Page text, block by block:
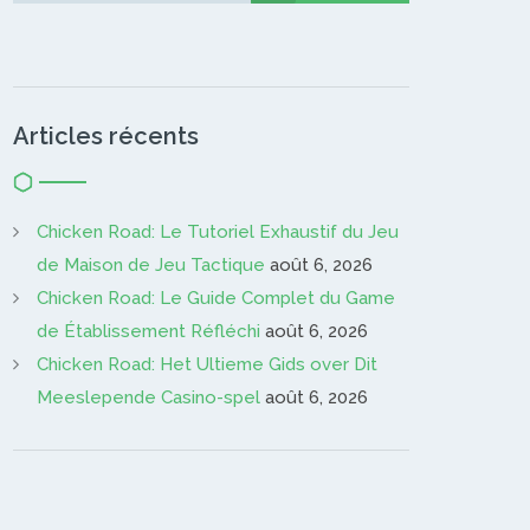
Articles récents
Chicken Road: Le Tutoriel Exhaustif du Jeu
de Maison de Jeu Tactique août 6, 2026
Chicken Road: Le Guide Complet du Game
de Établissement Réfléchi août 6, 2026
Chicken Road: Het Ultieme Gids over Dit
Meeslepende Casino-spel août 6, 2026